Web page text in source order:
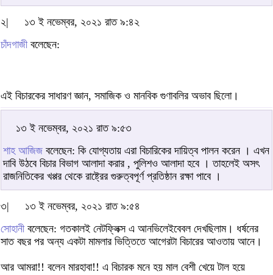
২|
১৩ ই নভেম্বর, ২০২১ রাত ৯:৪২
চাঁদগাজীবলেছেন:
এই বিচারকের সাধারণ জ্ঞান, সমাজিক ও মানবিক গুণাবলির অভাব ছিলো।
১৩ ই নভেম্বর, ২০২১ রাত ৯:৫৩
শাহ আজিজ বলেছেন: কি যোগ্যতায় এরা বিচারিকের দায়িত্ব পালন করেন । এখন
দাবি উঠবে বিচার বিভাগ আলাদা করার , পুলিশও আলাদা হবে । তাহলেই অসৎ
রাজনিতিকের খপ্পর থেকে রাষ্ট্রের গুরুত্বপূর্ণ প্রতিষ্ঠান রক্ষা পাবে ।
৩|
১৩ ই নভেম্বর, ২০২১ রাত ৯:৫৪
সোহানীবলেছেন: গতকালই নেটফ্লিক্স এ আনভিলেইবেবল দেখছিলাম। ধর্ষনের
সাত বছর পর অন্য একটা মামলার ভিত্তিতে আগেরটা বিচারের আওতায় আনে।
আর আমরা!! বলেন মারহাবা!! এ বিচারক মনে হয় মাল বেশী খেয়ে টাল হয়ে